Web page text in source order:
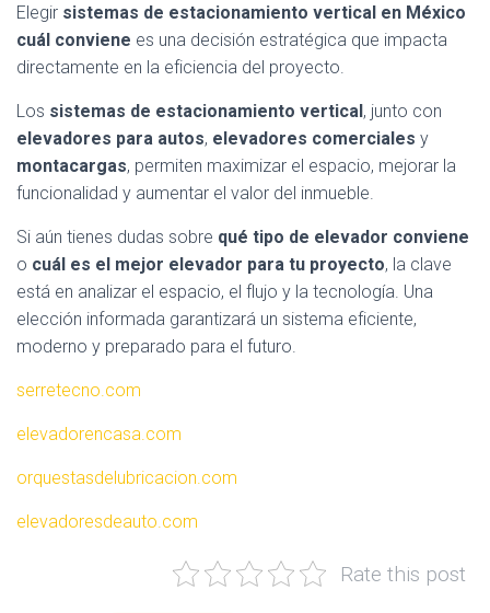
Elegir sistemas de estacionamiento vertical en México
cuál conviene es una decisión estratégica que impacta
directamente en la eficiencia del proyecto.
Los sistemas de estacionamiento vertical, junto con
elevadores para autos, elevadores comerciales y
montacargas, permiten maximizar el espacio, mejorar la
funcionalidad y aumentar el valor del inmueble.
Si aún tienes dudas sobre qué tipo de elevador conviene
o cuál es el mejor elevador para tu proyecto, la clave
está en analizar el espacio, el flujo y la tecnología. Una
elección informada garantizará un sistema eficiente,
moderno y preparado para el futuro.
serretecno.com
elevadorencasa.com
orquestasdelubricacion.com
elevadoresdeauto.com
Rate this post